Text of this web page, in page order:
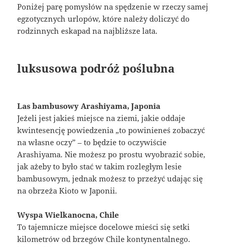
Poniżej parę pomysłów na spędzenie w rzeczy samej
egzotycznych urlopów, które należy doliczyć do
rodzinnych eskapad na najbliższe lata.
luksusowa podróż poślubna
Las bambusowy Arashiyama, Japonia
Jeżeli jest jakieś miejsce na ziemi, jakie oddaje
kwintesencję powiedzenia „to powinieneś zobaczyć
na własne oczy” – to będzie to oczywiście
Arashiyama. Nie możesz po prostu wyobrazić sobie,
jak ażeby to było stać w takim rozległym lesie
bambusowym, jednak możesz to przeżyć udając się
na obrzeża Kioto w Japonii.
Wyspa Wielkanocna, Chile
To tajemnicze miejsce docelowe mieści się setki
kilometrów od brzegów Chile kontynentalnego.